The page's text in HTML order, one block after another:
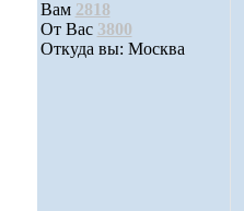
Вам 2818
От Вас 3800
Откуда вы: Москва